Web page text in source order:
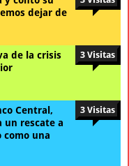
dejar de
de la crisis
3 Visitas
Central,
un rescate a
como una
3 Visitas